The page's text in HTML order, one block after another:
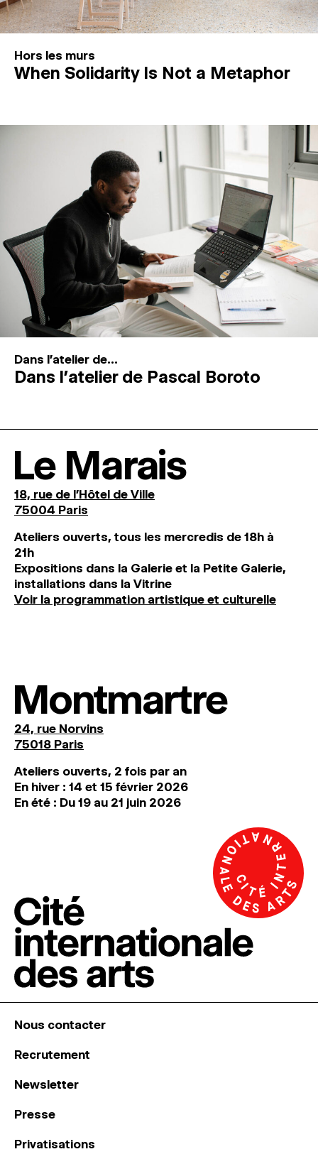
Hors les murs
When Solidarity Is Not a Metaphor
Dans l'atelier de...
Dans l’atelier de Pascal Boroto
Le Marais
18, rue de l'Hôtel de Ville
75004 Paris
Ateliers ouverts, tous les mercredis de 18h à
21h
Expositions dans la Galerie et la Petite Galerie,
installations dans la Vitrine
Voir la programmation artistique et culturelle
Montmartre
24, rue Norvins
75018 Paris
Ateliers ouverts, 2 fois par an
En hiver : 14 et 15 février 2026
En été : Du 19 au 21 juin 2026
Nous contacter
Recrutement
Newsletter
Presse
Privatisations